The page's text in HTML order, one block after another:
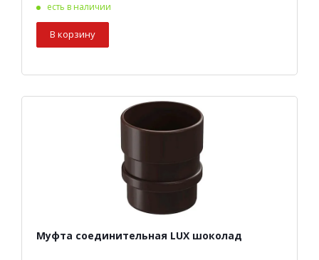
есть в наличии
В корзину
Муфта соединительная LUX шоколад